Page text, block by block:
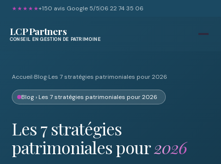
★★★★★+150 avis Google 5/506 22 74 35 06
LCP Partners
CONSEIL EN GESTION DE PATRIMOINE
Accueil›Blog›Les 7 stratégies patrimoniales pour 2026
Blog › Les 7 stratégies patrimoniales pour 2026
Les 7 stratégies
patrimoniales pour2026